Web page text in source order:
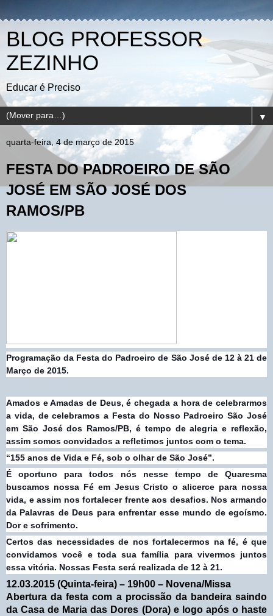
BLOG PROFESSOR
ZEZINHO
Educar é Preciso
▼
quarta-feira, 4 de março de 2015
FESTA DO PADROEIRO DE SÃO
JOSÉ EM SÃO JOSÉ DOS
RAMOS/PB
Programação da Festa do Padroeiro de São José de 12 à 21 de
Março de 2015.
Amados e Amadas de Deus, é chegada a hora de celebrarmos
a vida, de celebramos a Festa do Nosso Padroeiro São José
em São José dos Ramos/PB, é tempo de alegria e reflexão,
assim somos convidados a refletimos juntos com o tema.
“155 anos de Vida e Fé, sob o olhar de São José”.
É oportuno para todos nós nesse tempo de Quaresma
buscamos nossa Fé em Jesus Cristo o alicerce para nossa
vida, e assim nos fortalecer frente aos desafios. Nos armando
da Palavras de Deus para enfrentar esse mundo de egoísmo.
Dor e sofrimento.
Certos das necessidades de nos fortalecermos na fé, é que
convidamos você e toda sua família para vivermos juntos
essa vitória. Nossas Festa será realizada de 12 à 21.
12.03.2015 (Quinta-feira) – 19h00 – Novena/Missa
Abertura da festa com a procissão da bandeira saindo
da Casa de Maria das Dores (Dora) e logo após o haste